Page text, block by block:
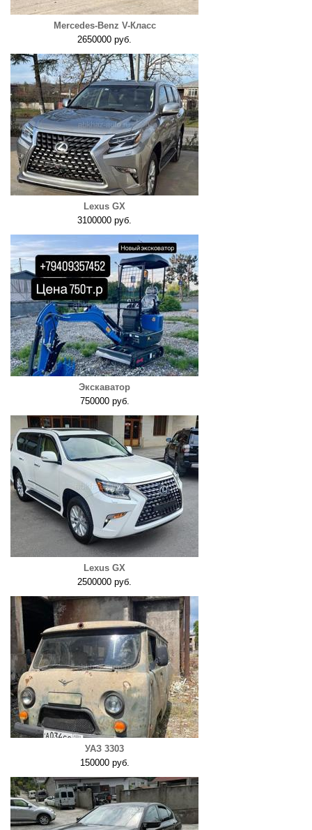
Mercedes-Benz V-Класс
2650000 руб.
Lexus GX
3100000 руб.
Экскаватор
750000 руб.
Lexus GX
2500000 руб.
УАЗ 3303
150000 руб.